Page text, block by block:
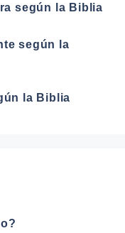
según la Biblia
según la
la Biblia